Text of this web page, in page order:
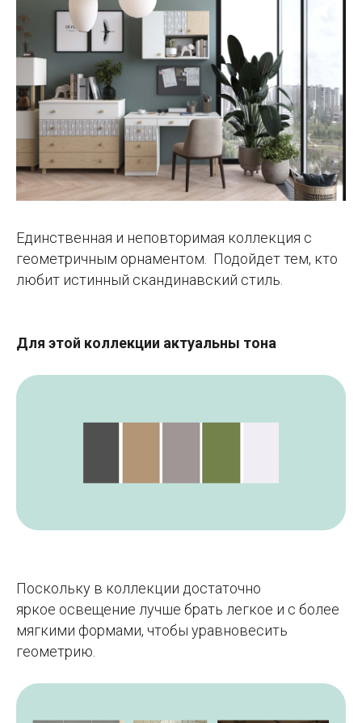
Единственная и неповторимая коллекция с
геометричным орнаментом. Подойдет тем, кто
любит истинный скандинавский стиль.
Для этой коллекции актуальны тона
Поскольку в коллекции достаточно
яркое освещение лучше брать легкое и с более
мягкими формами, чтобы уравновесить
геометрию.